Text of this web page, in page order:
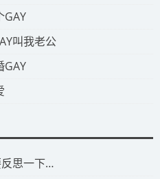
GAY
叫我老公
GAY
思一下…